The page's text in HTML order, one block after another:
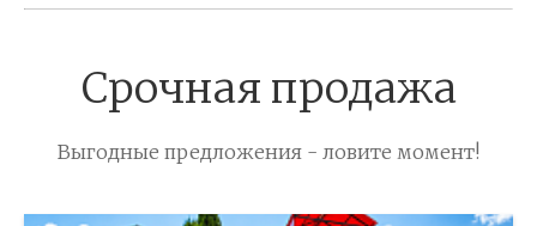
Срочная продажа
Выгодные предложения - ловите момент!